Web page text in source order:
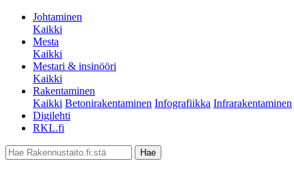
Johtaminen
Kaikki
Mesta
Kaikki
Mestari & insinööri
Kaikki
Rakentaminen
Kaikki Betonirakentaminen Infografiikka Infrarakentaminen
Digilehti
RKL.fi